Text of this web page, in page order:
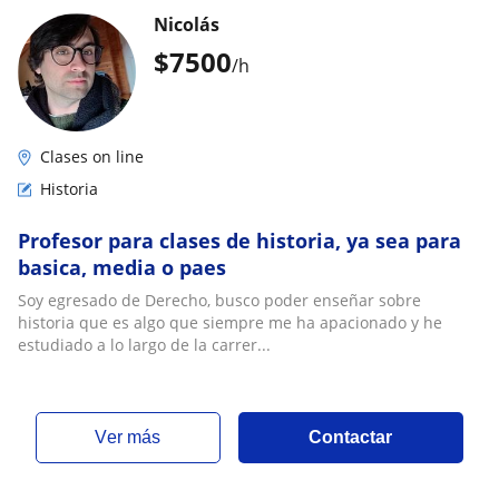
$7500/h
Nicolás
Clases on line
Historia
Profesor para clases de historia, ya sea para
basica, media o paes
Soy egresado de Derecho, busco poder enseñar sobre
historia que es algo que siempre me ha apacionado y he
estudiado a lo largo de la carrer...
ver más Contactar